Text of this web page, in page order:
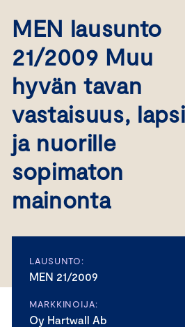
MEN lausunto
21/2009 Muu
hyvän tavan
vastaisuus,
ja nuorille
sopimaton
mainonta
LAUSUNTO:
MEN 21/2009
MARKKINOIJA:
Oy Hartwall Ab